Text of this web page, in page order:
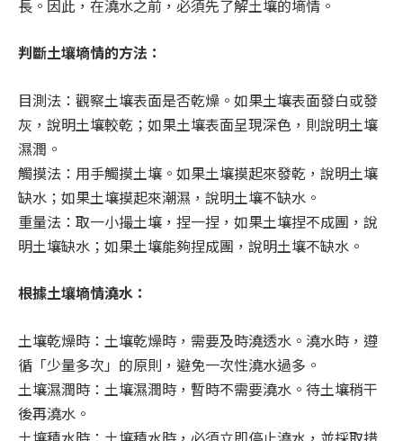
長。因此，在澆水之前，必須先了解土壤的墒情。
判斷土壤墒情的方法：
目測法：觀察土壤表面是否乾燥。如果土壤表面發白或發
灰，說明土壤較乾；如果土壤表面呈現深色，則說明土壤
濕潤。
觸摸法：用手觸摸土壤。如果土壤摸起來發乾，說明土壤
缺水；如果土壤摸起來潮濕，說明土壤不缺水。
重量法：取一小撮土壤，捏一捏，如果土壤捏不成團，說
明土壤缺水；如果土壤能夠捏成團，說明土壤不缺水。
根據土壤墒情澆水：
土壤乾燥時：土壤乾燥時，需要及時澆透水。澆水時，遵
循「少量多次」的原則，避免一次性澆水過多。
土壤濕潤時：土壤濕潤時，暫時不需要澆水。待土壤稍干
後再澆水。